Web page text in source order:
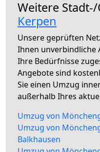
Weitere
Kerpen
Unsere geprüften
Ihnen unverbindliche
Ihre Bedürfnisse
Angebote sind
Sie einen Umzug
außerhalb Ihres
Umzug von
Umzug von
Balkhausen